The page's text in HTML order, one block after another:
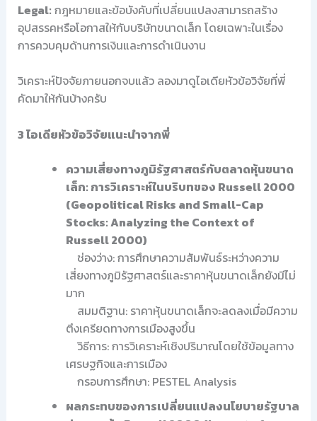
Legal: กฎหมายและข้อบังคับที่เปลี่ยนแปลงสามารถสร้าง
อุปสรรคหรือโอกาสให้กับบริษัทขนาดเล็ก โดยเฉพาะในเรื่อง
การควบคุมด้านการเงินและการดำเนินงาน
วิเคราะห์ปัจจัยภายนอกจบแล้ว ลองมาดูไอเดียหัวข้อวิจัยที่พี่
คัดมาให้กันบ้างครับ
3 ไอเดียหัวข้อวิจัยแนะนำจากพี่
ความเสี่ยงทางภูมิรัฐศาสตร์กับตลาดหุ้นขนาด
เล็ก: การวิเคราะห์ในบริบทของ Russell 2000
(Geopolitical Risks and Small-Cap
Stocks: Analyzing the Context of
Russell 2000)
ช่องว่าง: การศึกษาความสัมพันธ์ระหว่างความ
เสี่ยงทางภูมิรัฐศาสตร์และราคาหุ้นขนาดเล็กยังมีไม่
มาก
สมมติฐาน: ราคาหุ้นขนาดเล็กจะลดลงเมื่อมีความ
ตึงเครียดทางการเมืองสูงขึ้น
วิธีการ: การวิเคราะห์เชิงปริมาณโดยใช้ข้อมูลทาง
เศรษฐกิจและการเมือง
กรอบการศึกษา: PESTEL Analysis
ผลกระทบของการเปลี่ยนแปลงนโยบายรัฐบาล